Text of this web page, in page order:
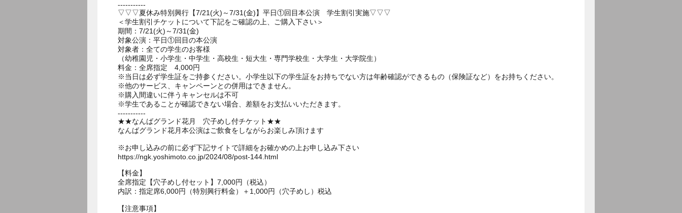
-----------
▽▽▽夏休み特別興行【7/21(火)～7/31(金)】平日①回目本公演 学生割引実施▽▽▽
＜学生割引チケットについて下記をご確認の上、ご購入下さい＞
期間：7/21(火)～7/31(金)
対象公演：平日①回目の本公演
対象者：全ての学生のお客様
（幼稚園児・小学生・中学生・高校生・短大生・専門学校生・大学生・大学院生）
料金：全席指定 4,000円
※当日は必ず学生証をご持参ください。小学生以下の学生証をお持ちでない方は年齢確認ができるもの（保険証など）をお持ちください。
※他のサービス、キャンペーンとの併用はできません。
※購入間違いに伴うキャンセルは不可
※学生であることが確認できない場合、差額をお支払いいただきます。
-----------
★★なんばグランド花月 穴子めし付チケット★★
なんばグランド花月本公演はご飲食をしながらお楽しみ頂けます
※お申し込みの前に必ず下記サイトで詳細をお確かめの上お申し込み下さい
https://ngk.yoshimoto.co.jp/2024/08/post-144.html
【料金】
全席指定【穴子めし付セット】7,000円（税込）
内訳：指定席6,000円（特別興行料金）＋1,000円（穴子めし）税込
【注意事項】